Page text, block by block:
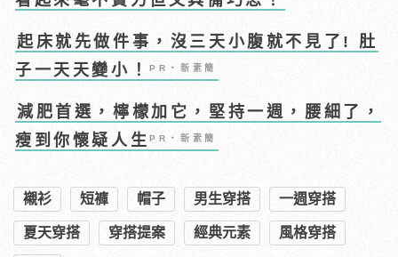
起床就先做件事，沒三天小腹就不見了! 肚
子一天天變小！PR・新素簡
減肥首選，檸檬加它，堅持一週，腰細了，
瘦到你懷疑人生PR・新素簡
襯衫 短褲 帽子 男生穿搭 一週穿搭
夏天穿搭 穿搭提案 經典元素 風格穿搭